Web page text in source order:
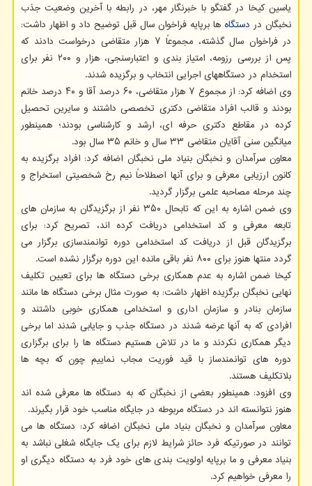
یاسین کیخا در گفتگو با خبرنگار مهر، در رابطه با آخرین وضعیت جذب
نخبگان در دستگاه ها برپایه فراخوان سال قبل توضیح داد و اظهار داشت:
در فراخوان سال گذشته، مجموعاً ۷ هزار متقاضی درخواست دادند که
پس از بررسی رزومه، امتیاز بندی و اعتبارسنجی، هزار و ۲۰۰ نفر برای
استخدام در دستگاههای اجرایی انتخاب و برگزیده شدند.
وی اضافه کرد: از مجموع ۷ هزار متقاضی، ۶۰ درصد آقا و ۴۰ درصد خانم
بودند و قالب افراد متقاضی دکتری تخصصی داشتند و سایرین تحصیل
کرده در مقاطع دکتری حرفه ای، ارشد و کارشناسی بودند؛ همینطور
میانگین سنی آقایان متقاضی ۳۳ سال و خانم ۳۵ سال بود.
معاون سرآمدان و نخبگان بنیاد ملی نخبگان اضافه کرد: افراد برگزیده به
کانون ارزیابی معرفی و برای آنها اصطلاحاً نیم رخ شخصیتی استخراج و
چند مرحله مصاحبه علمی برگزار گردید.
وی ضمن اشاره به این که تابحال ۳۵۰ نفر از برگزیدگان به سازمان های
تابعه معرفی و کد استخدامی دریافت کرده اند، تصریح کرد: برای
برگزیدگان قبل از دریافت کد استخدامی دوره توانمندسازی برگزار می
گردد منتها هنوز برای ۸۰۰ نفر باقی مانده این دوره برگزار نشده است.
کیخا ضمن اشاره به عدم همکاری برخی دستگاه ها برای تعیین تکلیف
نهایی نخبگان برگزیده اظهار داشت: به صورت مثال برخی دستگاه ها مانند
سازمان بنادر و سازمان اداری و استخدامی همکاری خوبی داشتند و
افرادی که به آنها عرضه شدند در دستگاه جذب و جایابی شدند اما برخی
دیگر همکاری نکردند و ما در تلاش هستیم دستگاه ها را برای برگزاری
دوره های توانمندساز با قید فوریت مجاب نماییم چون که بچه ها
بلاتکلیف هستند.
وی افزود: همینطور بعضی از نخبگان که به دستگاه ها معرفی شده اند
هنوز نتوانسته اند در دستگاه مربوطه در جایگاه مناسب خود قرار بگیرند.
معاون سرآمدان و نخبگان بنیاد ملی نخبگان اضافه کرد: دستگاه ها می
توانند در صورتیکه فرد حائز شرایط لازم برای یک جایگاه شغلی نباشد به
بنیاد معرفی و ما برپایه اولویت بندی های خود فرد به دستگاه دیگری او
را معرفی خواهیم کرد.